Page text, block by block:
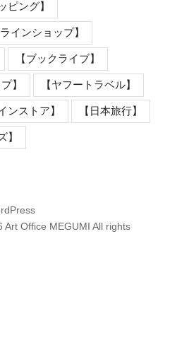
ピング】
インショップ】
【ブックライブ】
】 【ヤフートラベル】
ンストア】 【日本旅行】
】
Office MEGUMI All rights